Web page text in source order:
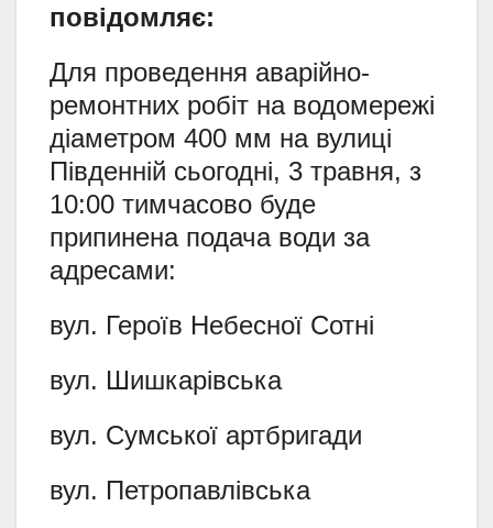
повідомляє:
Для проведення аварійно-
ремонтних робіт на водомережі
діаметром 400 мм на вулиці
Південній сьогодні, 3 травня, з
10:00 тимчасово буде
припинена подача води за
адресами:
вул. Героїв Небесної Сотні
вул. Шишкарівська
вул. Сумської артбригади
вул. Петропавлівська